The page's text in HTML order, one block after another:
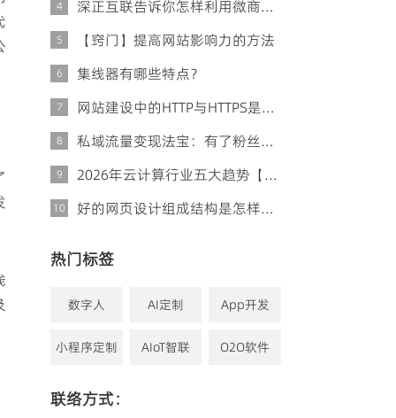
4 深正互联告诉你怎样利用微商去赚钱？
5 【窍门】提高网站影响力的方法
6 集线器有哪些特点？
7 网站建设中的HTTP与HTTPS是什么
8 私域流量变现法宝：有了粉丝该怎样挣钱？
9 2026年云计算行业五大趋势【必看】
10 好的网页设计组成结构是怎样的？
热门标签
数字人 AI定制 App开发
小程序定制 AIoT智联 O2O软件
联络方式：